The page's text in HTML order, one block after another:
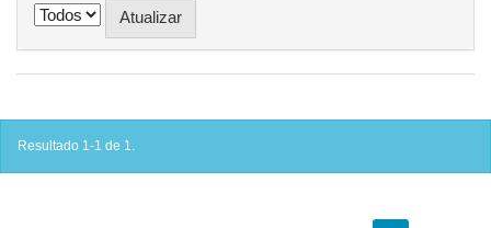
Resultado 1-1 de 1.